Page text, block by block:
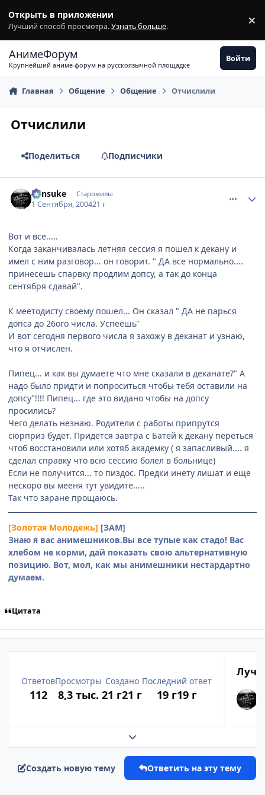
Открыть в приложении
Лучший способ просмотра.Узнать больше. ×
АнимеФорум
Крупнейший аниме-форум на русскоязычной площадке
Войти
Главная Общение Общение Отчислили
Отчислили
Поделиться Подписчики
Kensuke Старожилы
1 Сентября, 200421 г
Вот и все.....
Когда заканчивалась летняя сессия я пошел к декану и
имел с ним разговор... он говорит. " ДА все нормально....
принесешь спарвку продлим допсу, а так до конца
сентября сдавай".
К меетодисту своему пошел... Он сказал " ДА не парься
допса до 26ого числа. Успеешь"
И вот сегодня первого числа я захожу в деканат и узнаю,
что я отчислен.
Пипец... и как вы думаете что мне сказали в деканате?" А
надо было придти и попроситься чтобы тебя оставили на
допсу"!!!! Пипец... где это видано чтобы на допсу
просились?
Чего делать незнаю. Родители с работы припрутся
сюрприз будет. Придется завтра с Батей к декану переться
чтоб восстановили или хотяб академку ( я запасливый.... я
сделал справку что всю сессию болел в больнице)
Если не получится... то пиздос. Предки инету лишат и еще
нескоро вы мееня тут увидите.....
Так что заране прощаюсь.
[Золотая Молодежь] [ЗАМ]
Знаю я вас анимешников.Вы все тупые как стадо! Вас
хлебом не корми, дай показать свою альтернативную
позицию. Вот, мол, как мы анимешники нестардартно
думаем.
Цитата
Ответов
112
Просмотры
8,3 тыс.
Создано
21 г21 г
Последний ответ
19 г19 г
Развернуть обзор темы
Создать новую тему Ответить на эту тему